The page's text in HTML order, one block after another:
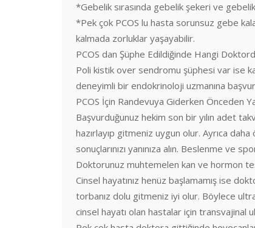
*Gebelik sırasında gebelik şekeri ve
*Pek çok PCOS lu hasta sorunsuz gebe
kalmada zorluklar yaşayabilir.
PCOS dan Şüphe Edildiğinde Hangi
Poli kistik over sendromu şüphesi var ise
deneyimli bir endokrinoloji uzmanına
PCOS İçin Randevuya Giderken Önceden
Başvurduğunuz hekim son bir yılın adet
hazırlayıp gitmeniz uygun olur. Ayrıca
sonuçlarınızı yanınıza alın. Beslenme ve
Doktorunuz muhtemelen kan ve hormon
Cinsel hayatınız henüz başlamamış ise
torbanız dolu gitmeniz iyi olur. Böylece
cinsel hayatı olan hastalar için transvajinal